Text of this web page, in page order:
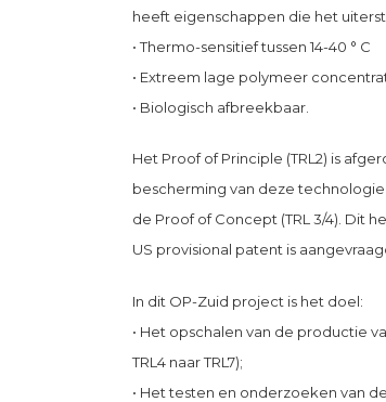
heeft eigenschappen die het
• Thermo-sensitief tussen 14-40 ° C
• Extreem lage polymeer
• Biologisch afbreekbaar.
Het Proof of Principle (TRL2) is
bescherming van deze
de Proof of Concept (TRL 3/4). Dit
US provisional patent is
In dit OP-Zuid project is het doel:
• Het opschalen van de productie
TRL4 naar TRL7);
• Het testen en onderzoeken van